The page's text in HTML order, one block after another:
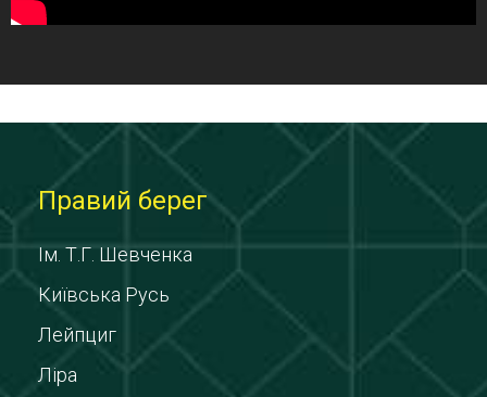
Правий берег
Ім. Т.Г. Шевченка
Київська Русь
Лейпциг
Ліра